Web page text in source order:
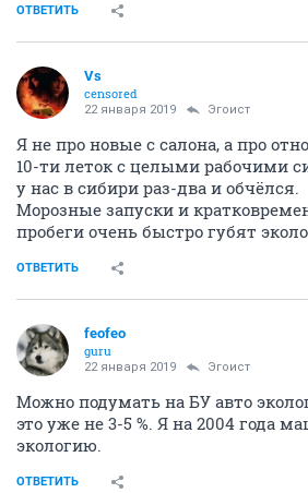
ОТВЕТИТЬ
Vs
censored
22 января 2019 Эгоист
Я не про новые с салона, а про
10-ти леток с целыми рабочими
у нас в сибири раз-два и обчёлся.
Морозные запуски и
пробеги очень быстро губят
ОТВЕТИТЬ
feofeo
guru
22 января 2019 Эгоист
Можно подумать на БУ авто
это уже не 3-5 %. Я на 2004 года
экологию.
ОТВЕТИТЬ